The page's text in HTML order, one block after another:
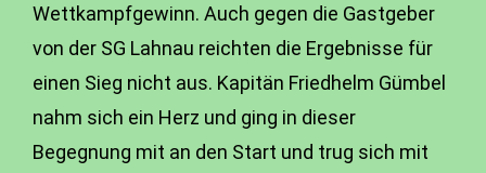
Wettkampfgewinn. Auch gegen die Gastgeber
von der SG Lahnau reichten die Ergebnisse für
einen Sieg nicht aus. Kapitän Friedhelm Gümbel
nahm sich ein Herz und ging in dieser
Begegnung mit an den Start und trug sich mit